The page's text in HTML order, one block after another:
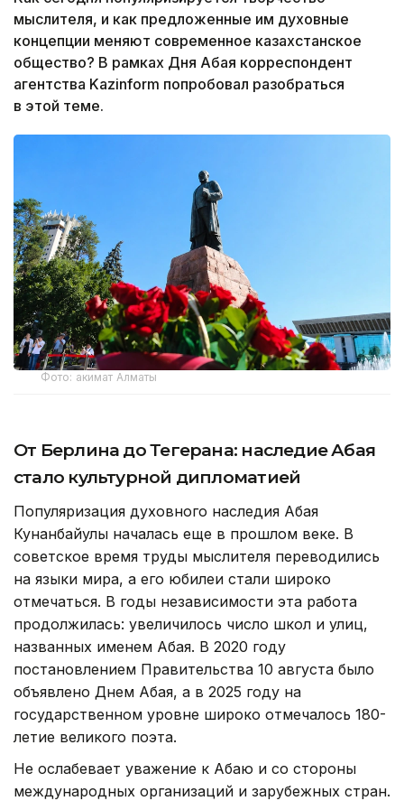
мыслителя, и как предложенные им духовные
концепции меняют современное казахстанское
общество? В рамках Дня Абая корреспондент
агентства Kazinform попробовал разобраться
в этой теме.
Фото: акимат Алматы
От Берлина до Тегерана: наследие Абая
стало культурной дипломатией
Популяризация духовного наследия Абая
Кунанбайулы началась еще в прошлом веке. В
советское время труды мыслителя переводились
на языки мира, а его юбилеи стали широко
отмечаться. В годы независимости эта работа
продолжилась: увеличилось число школ и улиц,
названных именем Абая. В 2020 году
постановлением Правительства 10 августа было
объявлено Днем Абая, а в 2025 году на
государственном уровне широко отмечалось 180-
летие великого поэта.
Не ослабевает уважение к Абаю и со стороны
международных организаций и зарубежных стран.